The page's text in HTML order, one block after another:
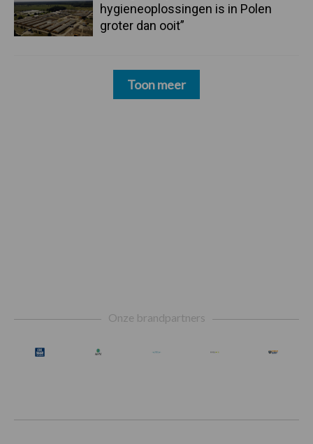
hygieneoplossingen is in Polen
groter dan ooit”
Toon meer
Onze brandpartners